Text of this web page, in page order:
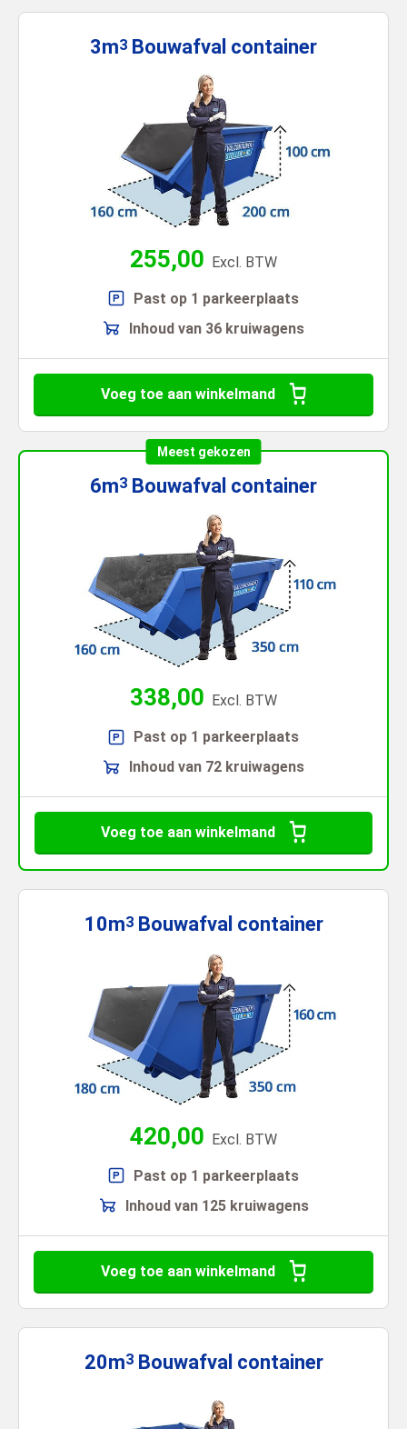
3m3 Bouwafval container
255,00 Excl. BTW
Past op 1 parkeerplaats
Inhoud van 36 kruiwagens
Voeg toe aan winkelmand
Meest gekozen
6m3 Bouwafval container
338,00 Excl. BTW
Past op 1 parkeerplaats
Inhoud van 72 kruiwagens
Voeg toe aan winkelmand
10m3 Bouwafval container
420,00 Excl. BTW
Past op 1 parkeerplaats
Inhoud van 125 kruiwagens
Voeg toe aan winkelmand
20m3 Bouwafval container